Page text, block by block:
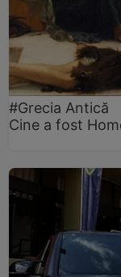
#Grecia Antică
Cine a fost